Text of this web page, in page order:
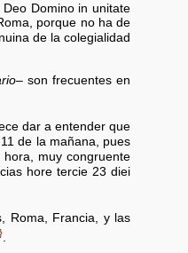
Domino in unitate
porque no ha de
de la colegialidad
– son frecuentes en
dar a entender que
de la mañana, pues
muy congruente
hore tercie 23 diei
Roma, Francia, y las